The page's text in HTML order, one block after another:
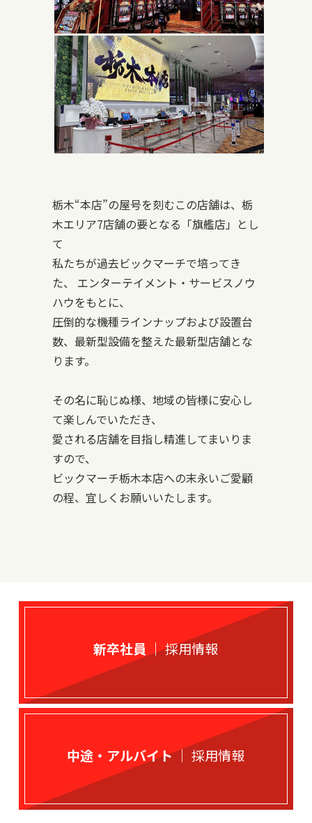
栃木“本店”の屋号を刻むこの店舗は、栃
木エリア7店舗の要となる「旗艦店」とし
て
私たちが過去ビックマーチで培ってき
た、 エンターテイメント・サービスノウ
ハウをもとに、
圧倒的な機種ラインナップおよび設置台
数、最新型設備を整えた最新型店舗とな
ります。
その名に恥じぬ様、地域の皆様に安心し
て楽しんでいただき、
愛される店舗を目指し精進してまいりま
すので、
ビックマーチ栃木本店への末永いご愛顧
の程、宜しくお願いいたします。
新卒社員 ｜ 採用情報
中途・アルバイト｜ 採用情報